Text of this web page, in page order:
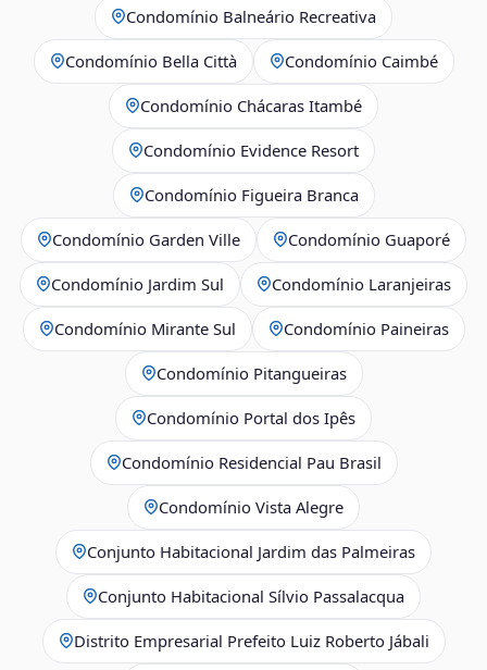
Condomínio Balneário Recreativa
Condomínio Bella Città Condomínio Caimbé
Condomínio Chácaras Itambé
Condomínio Evidence Resort
Condomínio Figueira Branca
Condomínio Garden Ville Condomínio Guaporé
Condomínio Jardim Sul Condomínio Laranjeiras
Condomínio Mirante Sul Condomínio Paineiras
Condomínio Pitangueiras
Condomínio Portal dos Ipês
Condomínio Residencial Pau Brasil
Condomínio Vista Alegre
Conjunto Habitacional Jardim das Palmeiras
Conjunto Habitacional Sílvio Passalacqua
Distrito Empresarial Prefeito Luiz Roberto Jábali